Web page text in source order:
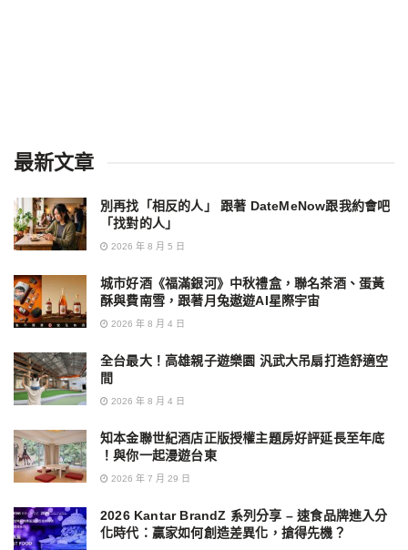
最新文章
別再找「相反的人」 跟著 DateMeNow跟我約會吧
「找對的人」
2026 年 8 月 5 日
城市好酒《福滿銀河》中秋禮盒，聯名茶酒、蛋黃
酥與費南雪，跟著月兔遨遊AI星際宇宙
2026 年 8 月 4 日
全台最大！高雄親子遊樂園 汎武大吊扇打造舒適空
間
2026 年 8 月 4 日
知本金聯世紀酒店正版授權主題房好評延長至年底
！與你一起漫遊台東
2026 年 7 月 29 日
2026 Kantar BrandZ 系列分享 – 速食品牌進入分
化時代：贏家如何創造差異化，搶得先機？